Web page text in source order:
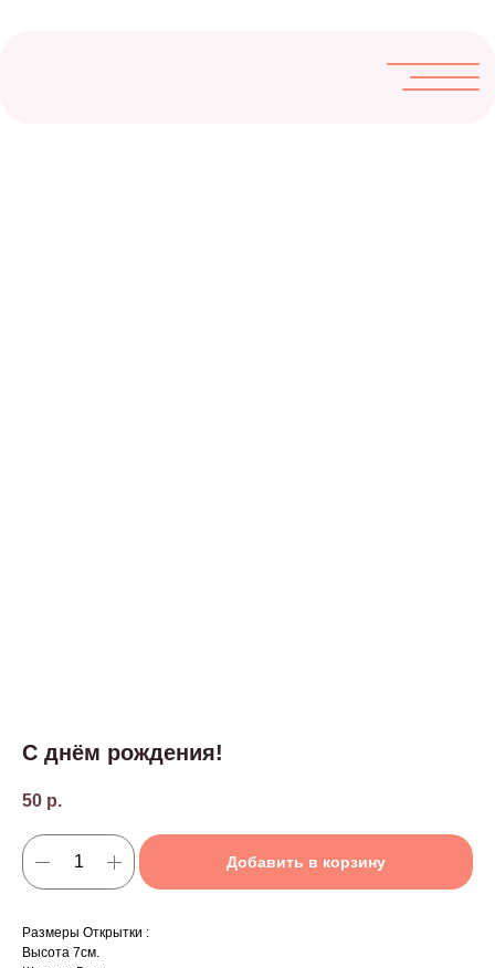
С днём рождения!
50 р.
Добавить в корзину
Размеры Открытки :
Высота 7см.